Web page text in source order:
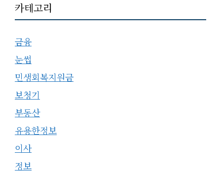
카테고리
금융
눈썹
민생회복지원금
보청기
부동산
유용한정보
이사
정보